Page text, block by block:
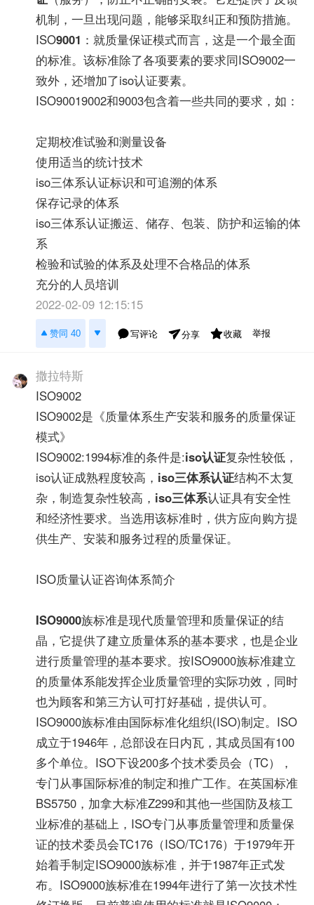
机制，一旦出现问题，能够采取纠正和预防措施。
ISO9001 ：就质量保证模式而言，这是一个最全面
的标准。该标准除了各项要素的要求同ISO9002一
致外，还增加了iso认证要素。
ISO90019002和9003包含着一些共同的要求，如：
定期校准试验和测量设备
使用适当的统计技术
iso三体系认证标识和可追溯的体系
保存记录的体系
iso三体系认证搬运、储存、包装、防护和运输的体
系
检验和试验的体系及处理不合格品的体系
充分的人员培训
2022-02-09 12:15:15
赞同 40 写评论 分享 收藏 举报
撒拉特斯
ISO9002
ISO9002是《质量体系生产安装和服务的质量保证
模式》
ISO9002:1994标准的条件是:iso认证复杂性较低，
iso认证成熟程度较高， iso三体系认证结构不太复
杂，制造复杂性较高， iso三体系认证具有安全性
和经济性要求。当选用该标准时，供方应向购方提
供生产、安装和服务过程的质量保证。
ISO质量认证咨询体系简介
ISO9000族标准是现代质量管理和质量保证的结
晶，它提供了建立质量体系的基本要求，也是企业
进行质量管理的基本要求。按ISO9000族标准建立
的质量体系能发挥企业质量管理的实际功效，同时
也为顾客和第三方认可打好基础，提供认可。
ISO9000族标准由国际标准化组织(ISO)制定。ISO
成立于1946年，总部设在日内瓦，其成员国有100
多个单位。ISO下设200多个技术委员会（TC），
专门从事国际标准的制定和推广工作。在英国标准
BS5750，加拿大标准Z299和其他一些国防及核工
业标准的基础上，ISO专门从事质量管理和质量保
证的技术委员会TC176（ISO/TC176）于1979年开
始着手制定ISO9000族标准，并于1987年正式发
布。ISO9000族标准在1994年进行了第一次技术性